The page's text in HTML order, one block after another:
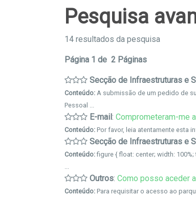
Pesquisa
14 resultados da pesquisa
Página 1 de 2 Páginas
Secção de Infraestruturas e
Conteúdo: A submissão de um pedido de
Pessoal ...
E-mail: Comprometeram-me
Conteúdo:
Secção de Infraestruturas e
Conteúdo:
Outros: Como posso aceder
Conteúdo: Para requisitar o acesso ao